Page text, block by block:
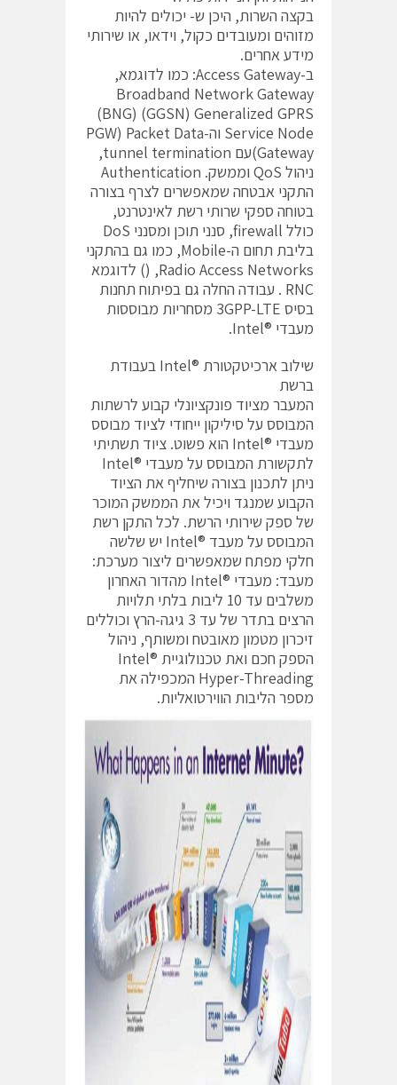
בקצה השרות, היכן ש- יכולים להיות
מזוהים ומעובדים כקול, וידאו, או שירותי
מידע אחרים.
ב-Access Gateway: כמו לדוגמא,
Broadband Network Gateway
(BNG) (GGSN) Generalized GPRS
Service Node וה-PGW) Packet Data
Gateway)עם tunnel termination,
ניהול QoS וממשק. Authentication
התקני אבטחה שמאפשרים לצרף בצורה
בטוחה ספקי שרותי רשת לאינטרנט,
כולל firewall, סנני תוכן ומסנני DoS
בליבת תחום ה-Mobile, כמו גם בהתקני
Radio Access Networks, () לדוגמא
RNC . עבודה החלה גם בפיתוח תחנות
בסיס 3GPP-LTE מסחריות מבוססות
מעבדי ®Intel.
שילוב ארכיטקטורת ®Intel בעבודת
ברשת
המעבר מציוד פונקציונלי קבוע לרשתות
המבוסס על סיליקון ייחודי לציוד מבוסס
מעבדי ®Intel הוא פשוט. ציוד תשתיתי
לתקשורת המבוסס על מעבדי ®Intel
ניתן לתכנון בצורה שיחליף את הציוד
הקבוע שמנגד ויכיל את הממשק המוכר
של ספק שירותי הרשת. לכל התקן רשת
המבוסס על מעבד ®Intel יש שלשה
חלקי מפתח שמאפשרים ליצור מערכת:
מעבד: מעבדי ®Intel מהדור האחרון
משלבים עד 10 ליבות בלתי תלויות
הרצים בתדר של עד 3 גיגה-הרץ וכוללים
זיכרון מטמון מאובטח ומשותף, ניהול
הספק חכם ואת טכנולוגיית Intel®
Hyper-Threading המכפילה את
מספר הליבות הווירטואליות.